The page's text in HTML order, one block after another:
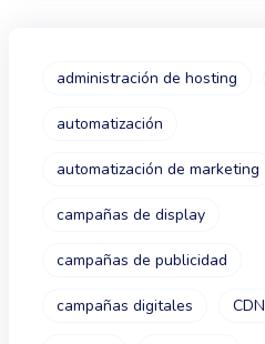
administración de hosting
automatización
automatización de marketing
campañas de display
campañas de publicidad
campañas digitales CDN